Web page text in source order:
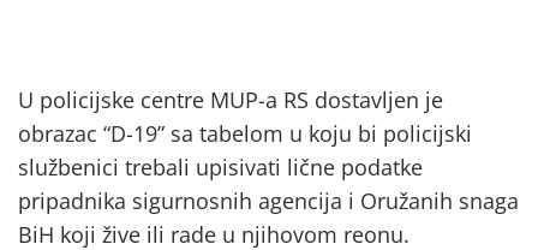
U policijske centre MUP-a RS dostavljen je
obrazac “D-19” sa tabelom u koju bi policijski
službenici trebali upisivati lične podatke
pripadnika sigurnosnih agencija i Oružanih snaga
BiH koji žive ili rade u njihovom reonu.